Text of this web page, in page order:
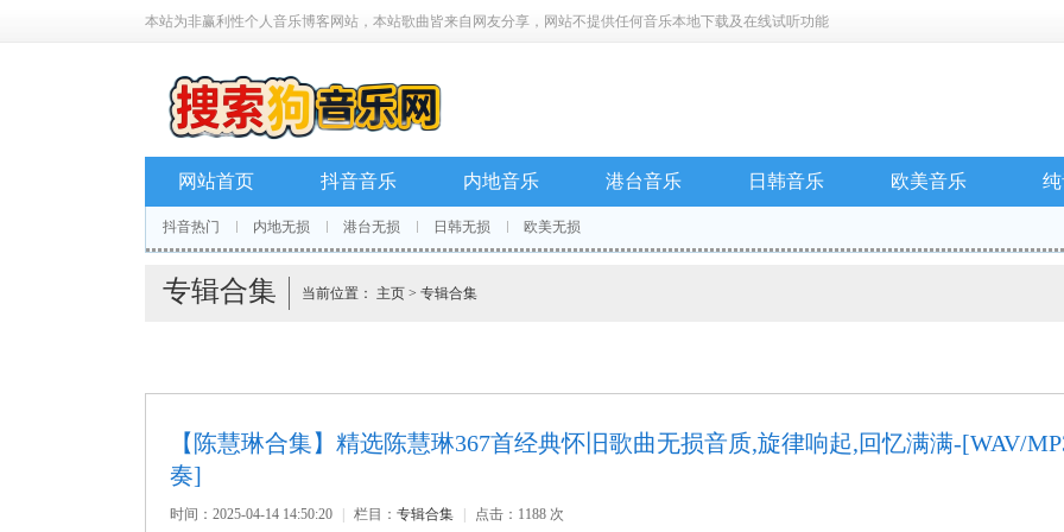
本站为非赢利性个人音乐博客网站，本站歌曲皆来自网友分享，网站不提供任何音乐本地下载及在线试听功能
网站首页 抖音音乐 内地音乐 港台音乐 日韩音乐 欧美音乐
抖音热门 内地无损 港台无损 日韩无损 欧美无损
专辑合集 当前位置： 主页 > 专辑合集
【陈慧琳合集】精选陈慧琳367首经典怀旧歌曲无损音质,旋律响起,回忆满满-[WAV/
奏]
时间：2025-04-14 14:50:20 栏目： 专辑合集 点击： 1188 次